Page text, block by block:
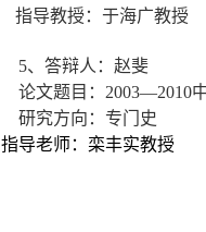
指导教授：于海广教授
5、答辩人：赵斐
论文题目： 2003—2010
研究方向：专门史
指导老师：栾丰实教授